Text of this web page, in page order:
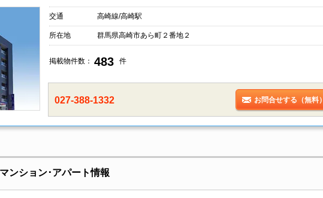
交通 高崎線/高崎駅
所在地 群馬県高崎市あら町２番地２
掲載物件数： 483 件
027-388-1332 お問合せする（無料）
ンション･アパート情報